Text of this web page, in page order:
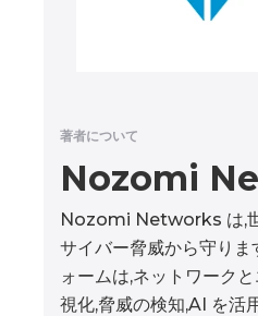
著者について
Nozomi
Nozomi Networks は,
サイバー脅威から守りま
ォームは,ネットワーク
視化,脅威の検知,AI を活